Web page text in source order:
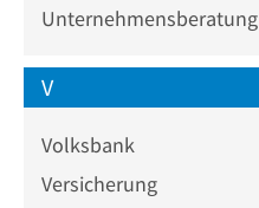
Unternehmensberatung
V
Volksbank
Versicherung